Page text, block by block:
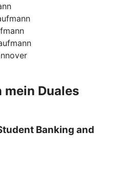
Duales
Banking and